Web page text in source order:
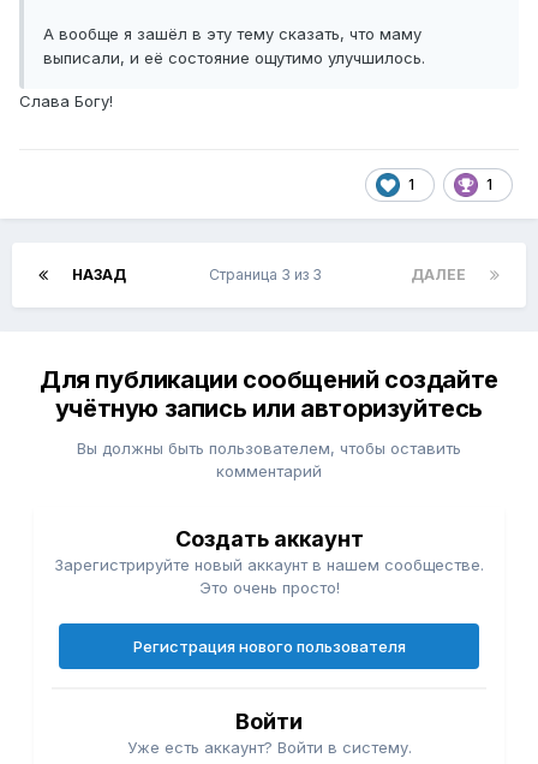
А вообще я зашёл в эту тему сказать, что маму
выписали, и её состояние ощутимо улучшилось.
Слава Богу!
1 1
НАЗАД ДАЛЕЕ
Страница 3 из 3
Для публикации сообщений создайте
учётную запись или авторизуйтесь
Вы должны быть пользователем, чтобы оставить
комментарий
Создать аккаунт
Зарегистрируйте новый аккаунт в нашем сообществе.
Это очень просто!
Регистрация нового пользователя
Войти
Уже есть аккаунт? Войти в систему.